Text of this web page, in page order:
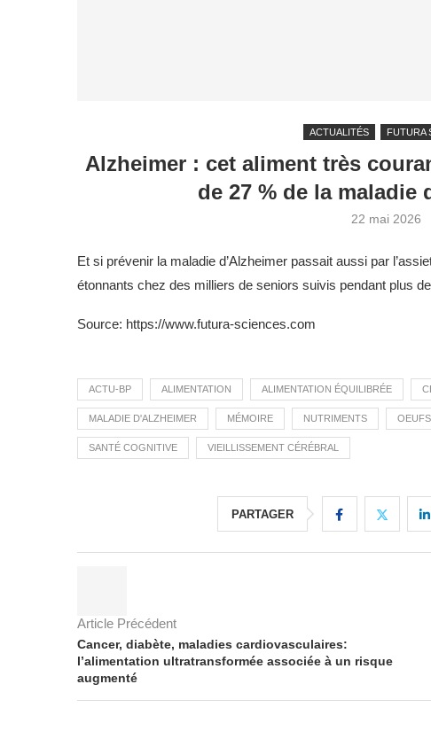
ACTUALITÉS FUTURA
Alzheimer : cet aliment très
de 27 % de la maladie
22 mai 2026
Et si prévenir la maladie d’Alzheimer passait aussi par
étonnants chez des milliers de seniors suivis pendant plus
Source: https://www.futura-sciences.com
ACTU-BP ALIMENTATION ALIMENTATION ÉQUILIBRÉE
MALADIE D'ALZHEIMER MÉMOIRE NUTRIMENTS OEUFS
SANTÉ COGNITIVE VIEILLISSEMENT CÉRÉBRAL
PARTAGER
Article Précédent
Cancer, diabète, maladies cardiovasculaires:
l’alimentation ultratransformée associée à un risque
augmenté